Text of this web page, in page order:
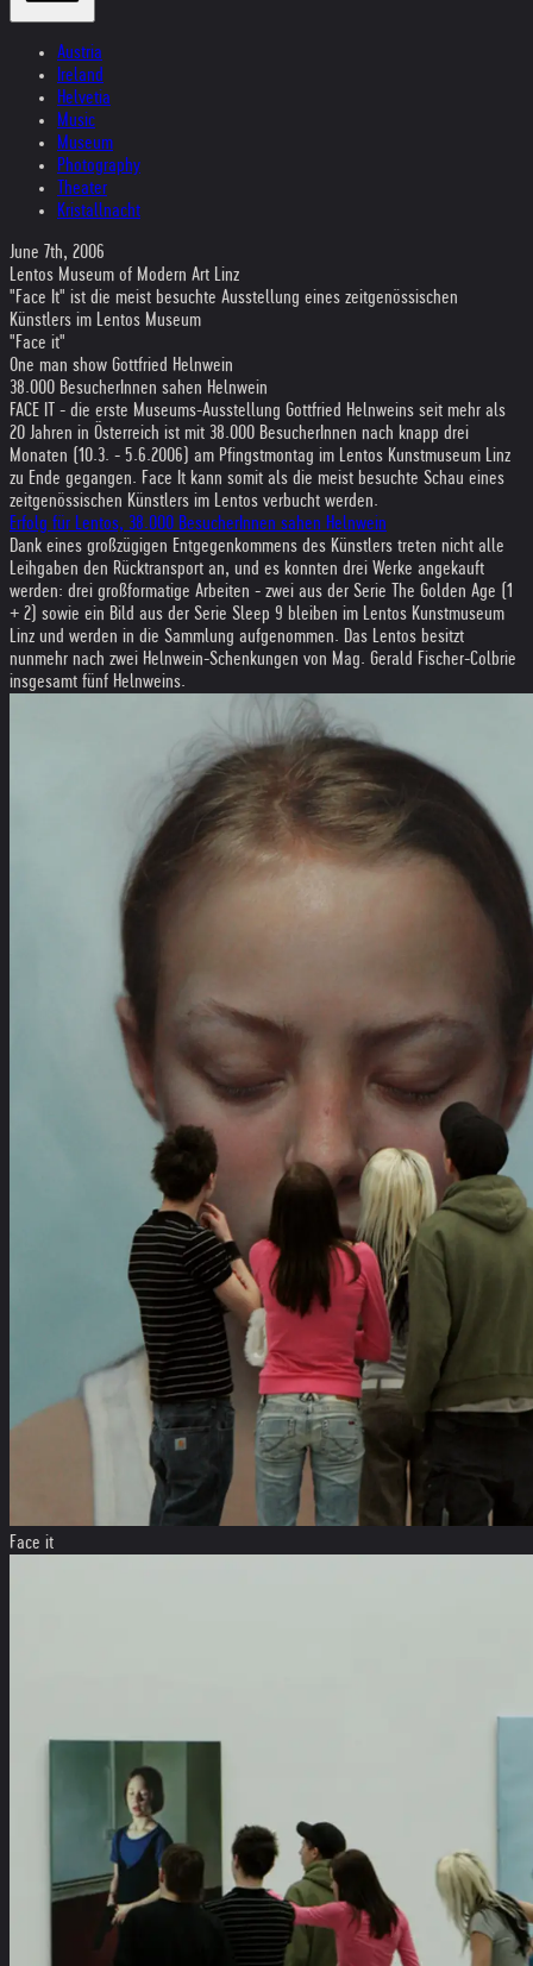
Austria
Ireland
Helvetia
Music
Museum
Photography
Theater
Kristallnacht
June 7th, 2006
Lentos Museum of Modern Art Linz
"Face It" ist die meist besuchte Ausstellung eines zeitgenössischen
Künstlers im Lentos Museum
"Face it"
One man show Gottfried Helnwein
38.000 BesucherInnen sahen Helnwein
FACE IT - die erste Museums-Ausstellung Gottfried Helnweins seit mehr als
20 Jahren in Österreich ist mit 38.000 BesucherInnen nach knapp drei
Monaten (10.3. - 5.6.2006) am Pfingstmontag im Lentos Kunstmuseum Linz
zu Ende gegangen. Face It kann somit als die meist besuchte Schau eines
zeitgenössischen Künstlers im Lentos verbucht werden.
Erfolg für Lentos, 38.000 BesucherInnen sahen Helnwein
Dank eines großzügigen Entgegenkommens des Künstlers treten nicht alle
Leihgaben den Rücktransport an, und es konnten drei Werke angekauft
werden: drei großformatige Arbeiten - zwei aus der Serie The Golden Age (1
+ 2) sowie ein Bild aus der Serie Sleep 9 bleiben im Lentos Kunstmuseum
Linz und werden in die Sammlung aufgenommen. Das Lentos besitzt
nunmehr nach zwei Helnwein-Schenkungen von Mag. Gerald Fischer-Colbrie
insgesamt fünf Helnweins.
Face it